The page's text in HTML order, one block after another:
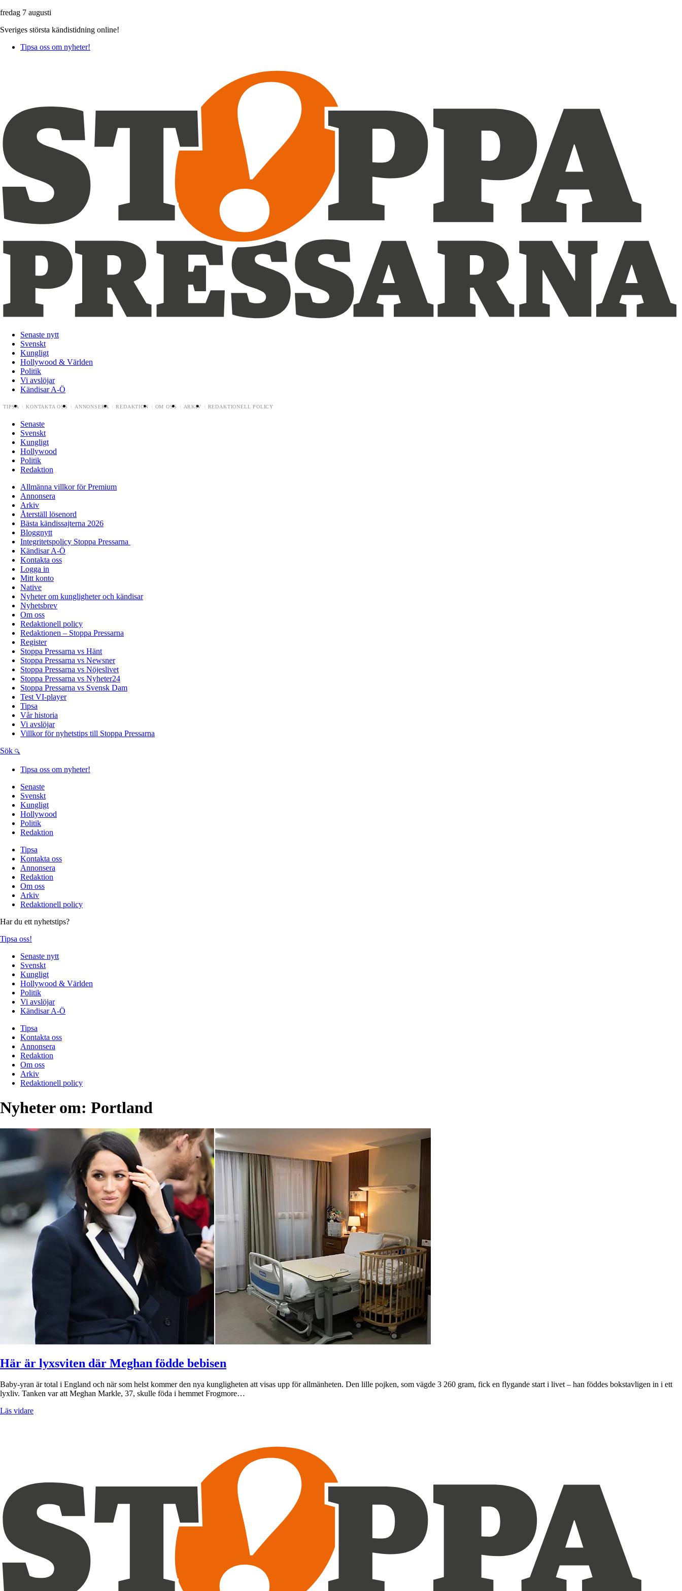
fredag 7 augusti
Sveriges största kändistidning online!
Tipsa oss om nyheter!
Senaste nytt
Svenskt
Kungligt
Hollywood & Världen
Politik
Vi avslöjar
Kändisar A-Ö
TIPSA KONTAKTA OSS ANNONSERA REDAKTION OM OSS ARKIV REDAKTIONELL POLICY
Senaste
Svenskt
Kungligt
Hollywood
Politik
Redaktion
Allmänna villkor för Premium
Annonsera
Arkiv
Återställ lösenord
Bästa kändissajterna 2026
Bloggnytt
Integritetspolicy Stoppa Pressarna
Kändisar A-Ö
Kontakta oss
Logga in
Mitt konto
Native
Nyheter om kungligheter och kändisar
Nyhetsbrev
Om oss
Redaktionell policy
Redaktionen – Stoppa Pressarna
Register
Stoppa Pressarna vs Hänt
Stoppa Pressarna vs Newsner
Stoppa Pressarna vs Nöjeslivet
Stoppa Pressarna vs Nyheter24
Stoppa Pressarna vs Svensk Dam
Test VI-player
Tipsa
Vår historia
Vi avslöjar
Villkor för nyhetstips till Stoppa Pressarna
Sök
Tipsa oss om nyheter!
Senaste
Svenskt
Kungligt
Hollywood
Politik
Redaktion
Tipsa
Kontakta oss
Annonsera
Redaktion
Om oss
Arkiv
Redaktionell policy
Har du ett nyhetstips?
Tipsa oss!
Senaste nytt
Svenskt
Kungligt
Hollywood & Världen
Politik
Vi avslöjar
Kändisar A-Ö
Tipsa
Kontakta oss
Annonsera
Redaktion
Om oss
Arkiv
Redaktionell policy
Nyheter om: Portland
Här är lyxsviten där Meghan födde bebisen
Baby-yran är total i England och när som helst kommer den nya kungligheten att visas upp för allmänheten. Den lille pojken, som vägde 3 260 gram, fick en flygande start i livet – han föddes bokstavligen in i ett
lyxliv. Tanken var att Meghan Markle, 37, skulle föda i hemmet Frogmore…
Läs vidare